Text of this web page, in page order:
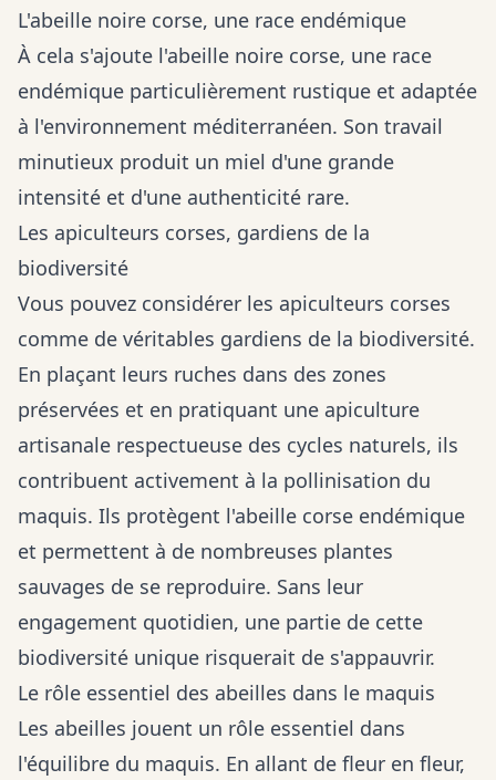
L'abeille noire corse, une race endémique
À cela s'ajoute l'abeille noire corse, une race
endémique particulièrement rustique et adaptée
à l'environnement méditerranéen. Son travail
minutieux produit un miel d'une grande
intensité et d'une authenticité rare.
Les apiculteurs corses, gardiens de la
biodiversité
Vous pouvez considérer les apiculteurs corses
comme de véritables gardiens de la biodiversité.
En plaçant leurs ruches dans des zones
préservées et en pratiquant une apiculture
artisanale respectueuse des cycles naturels, ils
contribuent activement à la pollinisation du
maquis. Ils protègent l'abeille corse endémique
et permettent à de nombreuses plantes
sauvages de se reproduire. Sans leur
engagement quotidien, une partie de cette
biodiversité unique risquerait de s'appauvrir.
Le rôle essentiel des abeilles dans le maquis
Les abeilles jouent un rôle essentiel dans
l'équilibre du maquis. En allant de fleur en fleur,